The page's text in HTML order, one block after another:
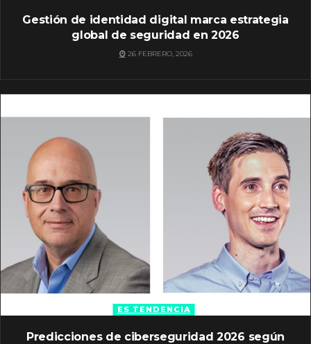
Gestión de identidad digital marca estrategia
global de seguridad en 2026
26 FEBRERO, 2026
ES TENDENCIA
Predicciones de ciberseguridad 2026 según